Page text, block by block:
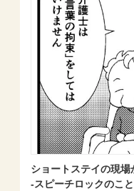
ショートステイの現場
-スピーチロックのこ